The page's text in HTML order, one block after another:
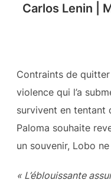
Carlos Lenin |
Contraints de
violence qui l’a
survivent en tentant
Paloma souhaite
un souvenir, Lobo
« L’éblouissante